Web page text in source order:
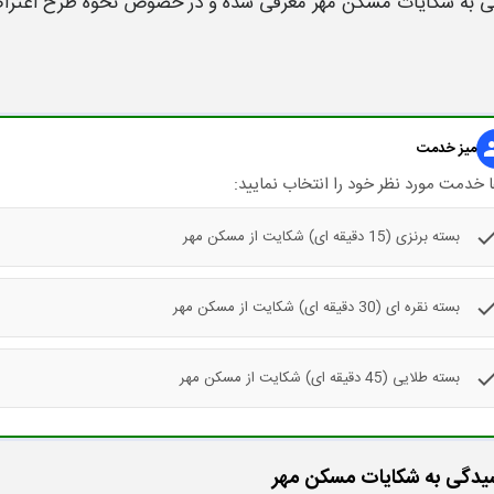
میز خدمت
خدمت مورد نظر خود را انتخاب نمایید:
بسته برنزی (15 دقیقه ای) شکایت از مسکن مهر
بسته نقره ای (30 دقیقه ای) شکایت از مسکن مهر
بسته طلایی (45 دقیقه ای) شکایت از مسکن مهر
به شکایات مسکن مهر